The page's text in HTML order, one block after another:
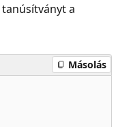
a
Másolás